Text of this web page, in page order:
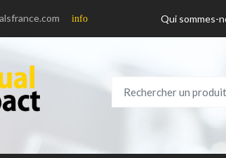
info Qui sommes-